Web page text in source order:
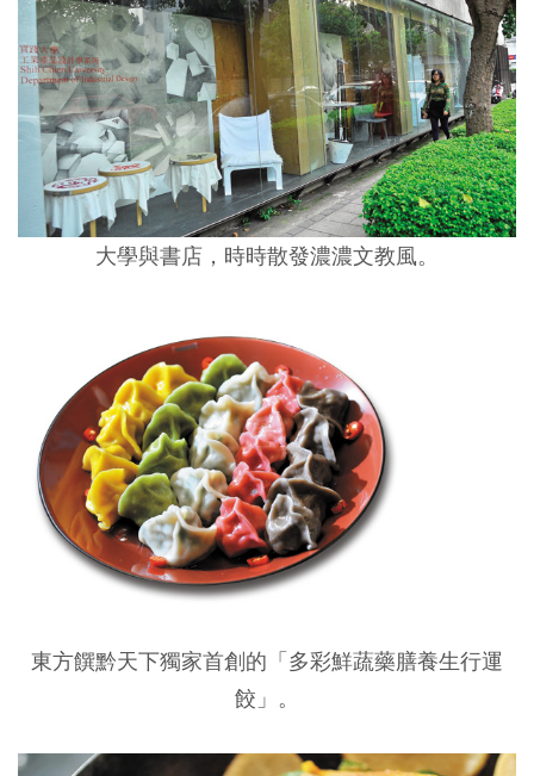
大學與書店，時時散發濃濃文教風。
東方饌黔天下獨家首創的「多彩鮮蔬藥膳養生行運
餃」。